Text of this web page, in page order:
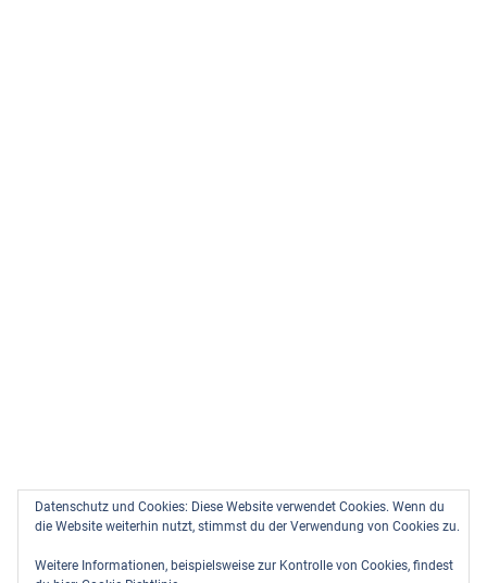
Datenschutz und Cookies: Diese Website verwendet Cookies. Wenn du
die Website weiterhin nutzt, stimmst du der Verwendung von Cookies zu.
Weitere Informationen, beispielsweise zur Kontrolle von Cookies, findest